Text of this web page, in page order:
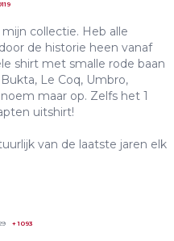
collectie. Heb alle
de historie heen vanaf
shirt met smalle rode baan
Le Coq, Umbro,
maar op. Zelfs het 1
uitshirt!
van de laatste jaren elk
+1093